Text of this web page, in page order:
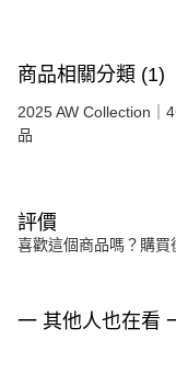
商品相關分類 (1)
2025 AW Collection｜
品
評價
喜歡這個商品嗎？購買
一 其他人也在看